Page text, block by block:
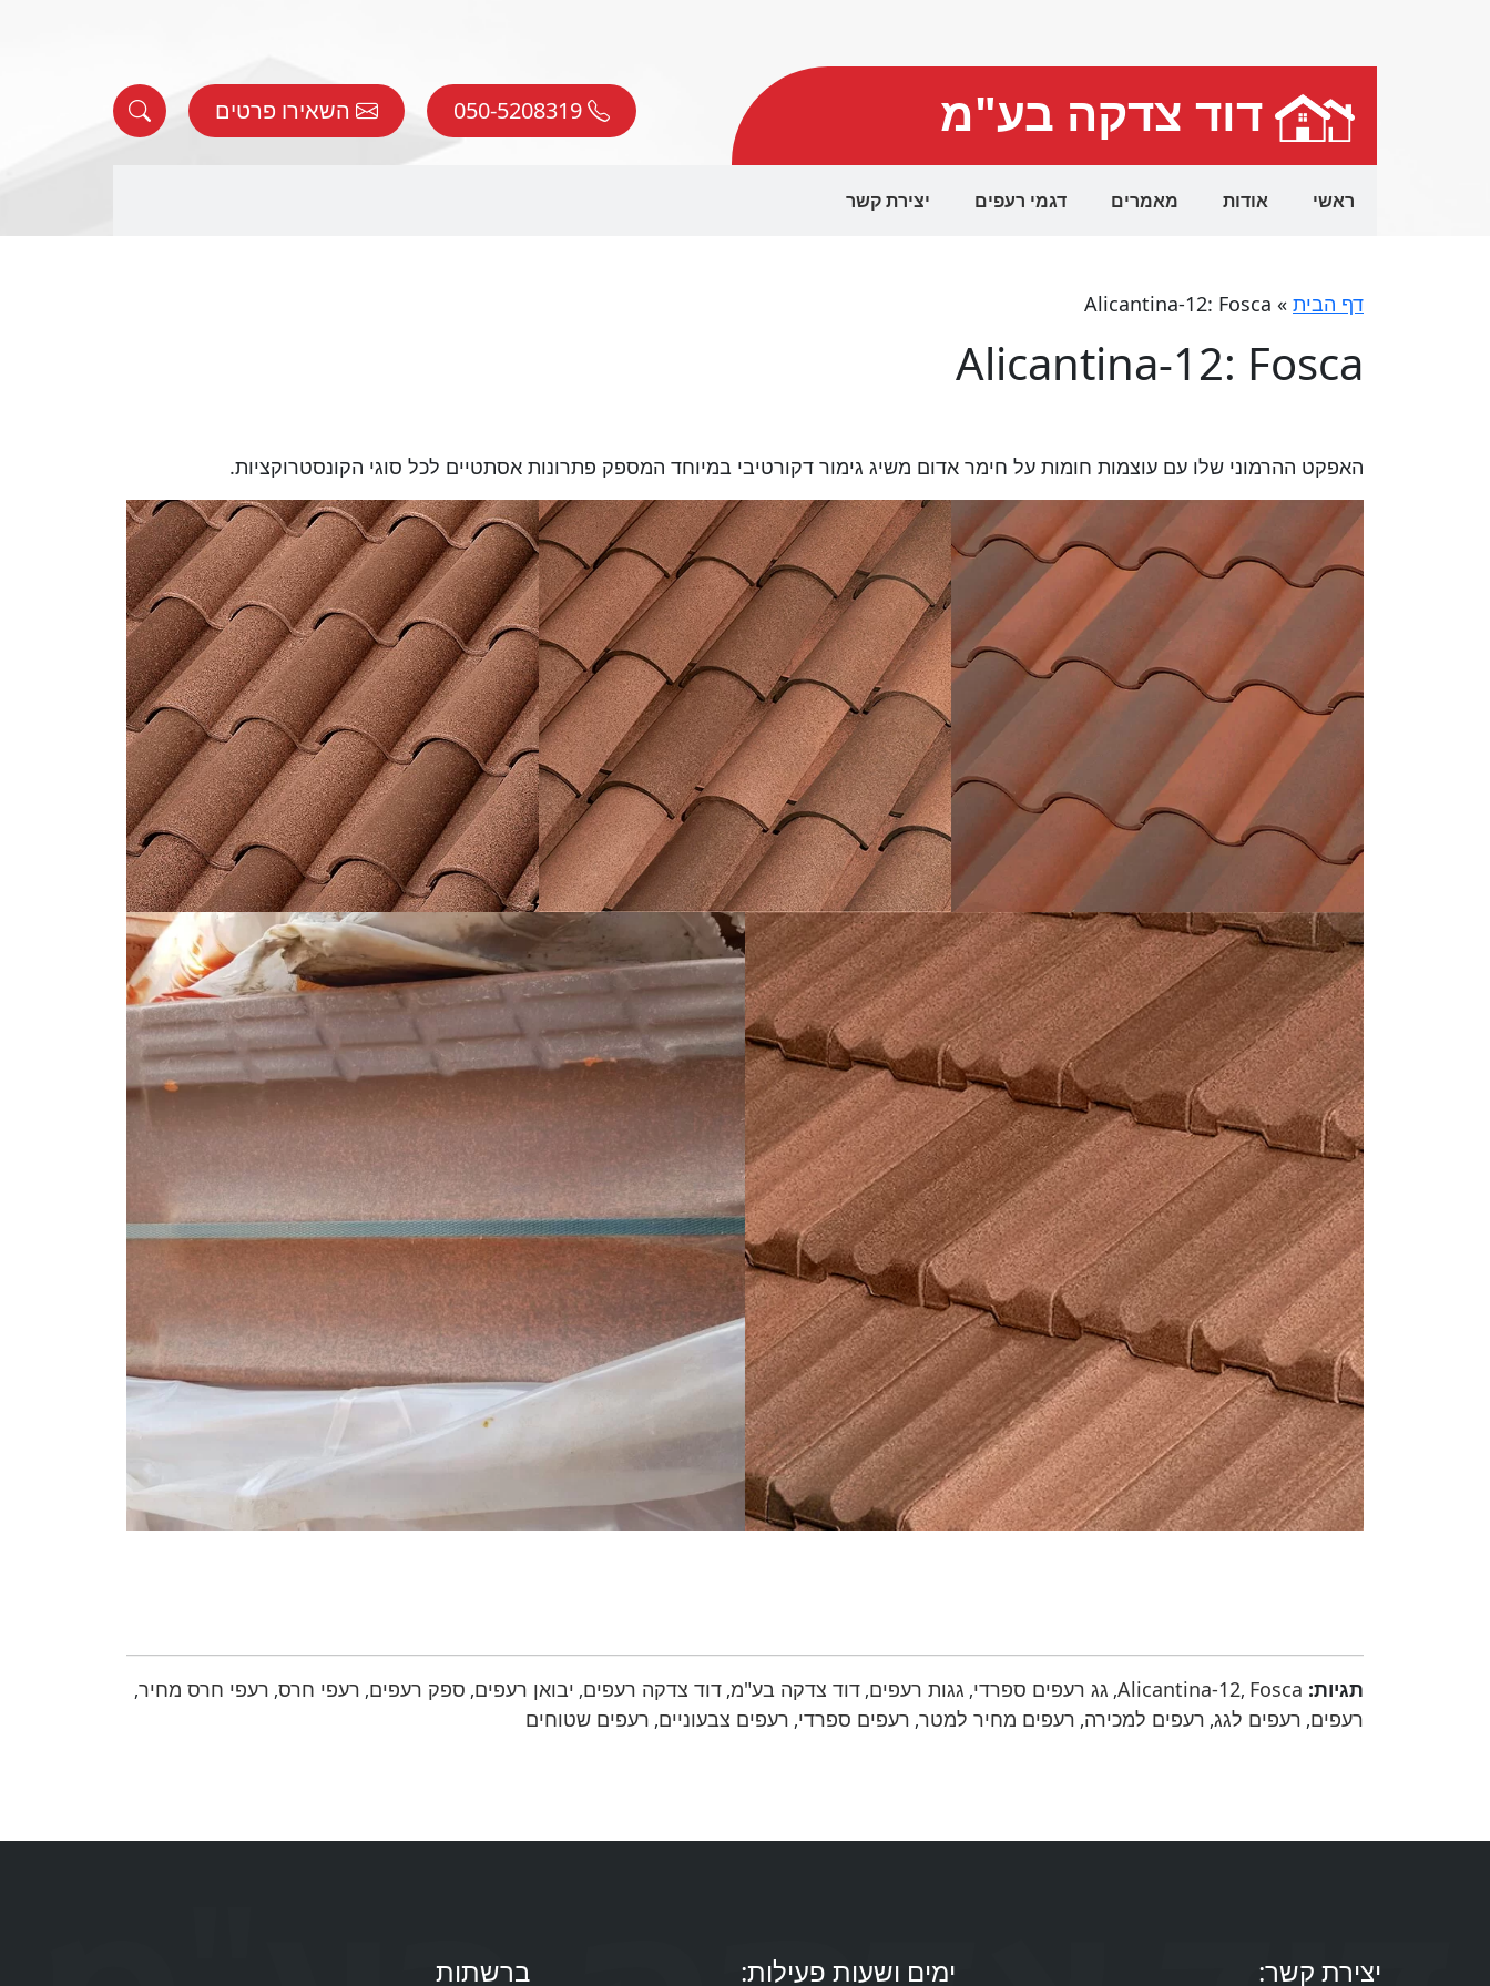
דוד צדקה בע"מ השאירו פרטים
ראשי אודות מאמרים דגמי רעפים יצירת קשר
דף הבית »
Alicantina-12: Fosca
Alicantina-12: Fosca
האפקט ההרמוני שלו עם עוצמות חומות על חימר אדום משיג גימור דקורטיבי במיוחד המספק פתרונות אסתטיים לכל סוגי הקונסטרוקציות.
תגיות: Alicantina-12, Fosca
, גג רעפים ספרדי, גגות רעפים, דוד צדקה בע"מ, דוד צדקה רעפים, יבואן רעפים, ספק רעפים, רעפי חרס, רעפי חרס מחיר,
רעפים, רעפים לגג, רעפים למכירה, רעפים מחיר למטר, רעפים ספרדי, רעפים צבעוניים, רעפים שטוחים
יצירת קשר: ימים ושעות פעילות: ברשתות